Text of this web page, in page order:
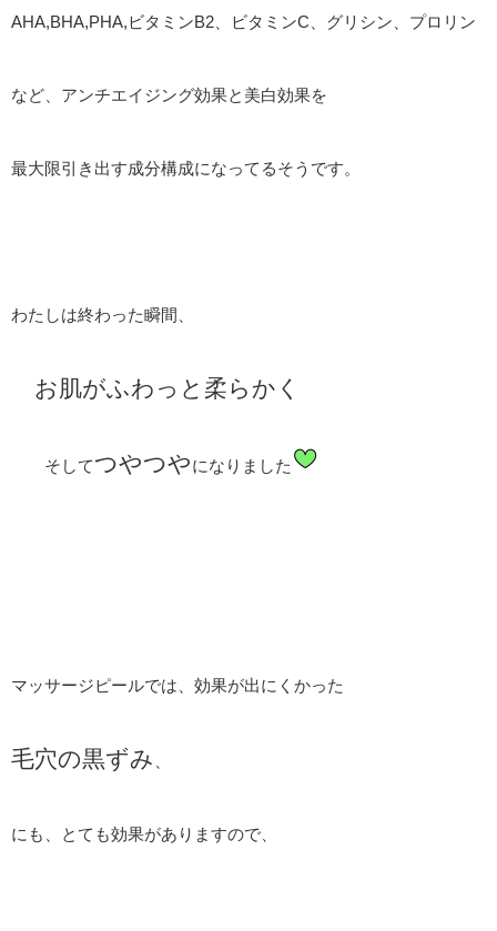
AHA,BHA,PHA,ビタミンB2、ビタミンC、グリシン、プロリン
など、アンチエイジング効果と美白効果を
最大限引き出す成分構成になってるそうです。
わたしは終わった瞬間、
お肌がふわっと柔らかく
そしてつやつやになりました
マッサージピールでは、効果が出にくかった
毛穴の黒ずみ
にも、とても効果がありますので、